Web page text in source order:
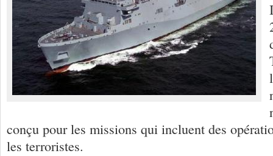
conçu pour les missions qui incluent des
les terroristes.